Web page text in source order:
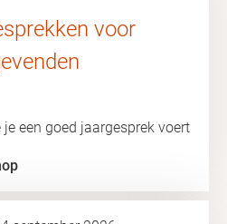
voor
een goed jaargesprek voert